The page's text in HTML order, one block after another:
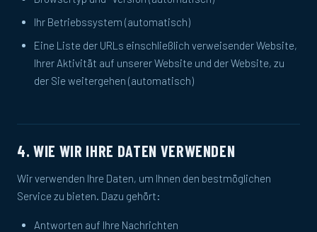
Ihr Betriebssystem (automatisch)
Eine Liste der URLs einschließlich verweisender Website,
Ihrer Aktivität auf unserer Website und der Website, zu
der Sie weitergehen (automatisch)
4. WIE WIR IHRE DATEN VERWENDEN
Wir verwenden Ihre Daten, um Ihnen den bestmöglichen
Service zu bieten. Dazu gehört:
Antworten auf Ihre Nachrichten